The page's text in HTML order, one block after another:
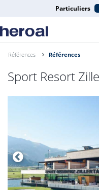
Particuliers
Références Références
Sport Resort